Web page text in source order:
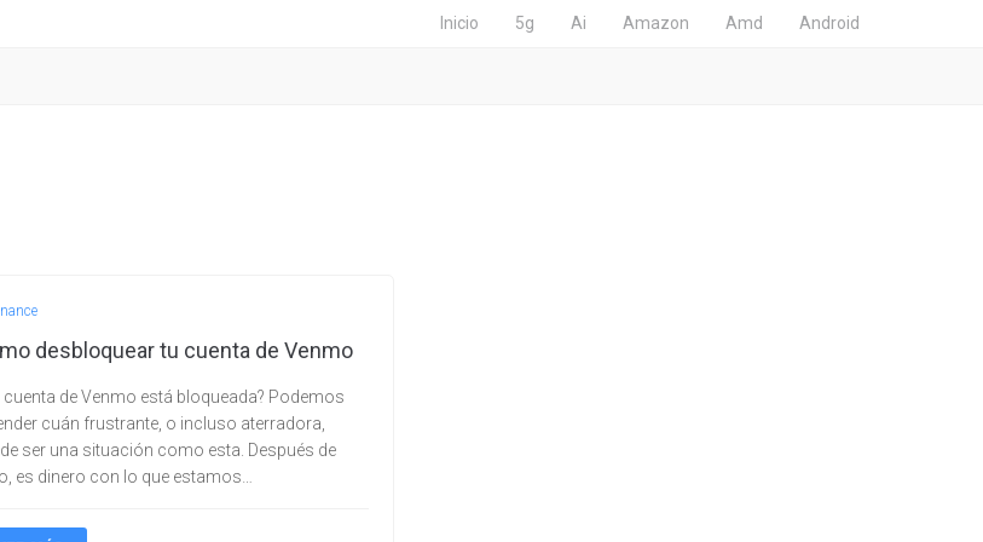
Inicio 5g Ai Amazon Amd Android
desbloquear tu cuenta de Venmo
cuenta de Venmo está bloqueada? Podemos
cuán frustrante, o incluso aterradora,
ser una situación como esta. Después de
es dinero con lo que estamos…